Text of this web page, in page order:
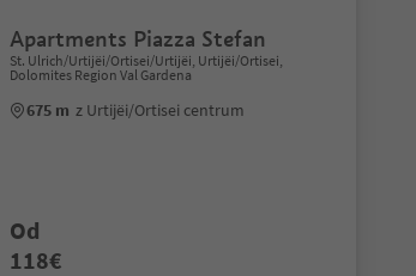
Apartments Piazza Stefan
St. Ulrich/Urtijëi/Ortisei/Urtijëi, Urtijëi/Ortisei,
Dolomites Region Val Gardena
675 m z Urtijëi/Ortisei centrum
Od
118€